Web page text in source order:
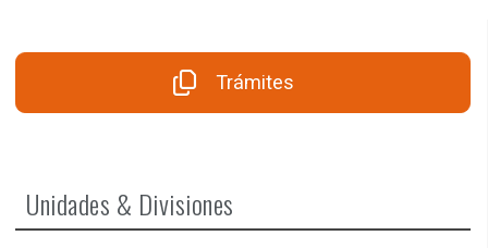
Trámites
Unidades & Divisiones